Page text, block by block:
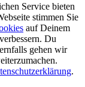
Service bieten
stimmen Sie
auf Deinem
Du
gehen wir
.